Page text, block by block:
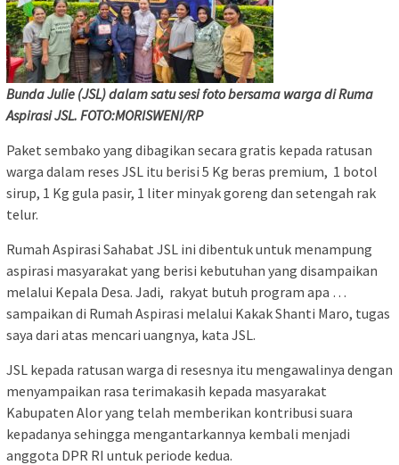
Bunda Julie (JSL) dalam satu sesi foto bersama warga di Ruma
Aspirasi JSL. FOTO:MORISWENI/RP
Paket sembako yang dibagikan secara gratis kepada ratusan
warga dalam reses JSL itu berisi 5 Kg beras premium, 1 botol
sirup, 1 Kg gula pasir, 1 liter minyak goreng dan setengah rak
telur.
Rumah Aspirasi Sahabat JSL ini dibentuk untuk menampung
aspirasi masyarakat yang berisi kebutuhan yang disampaikan
melalui Kepala Desa. Jadi, rakyat butuh program apa …
sampaikan di Rumah Aspirasi melalui Kakak Shanti Maro, tugas
saya dari atas mencari uangnya, kata JSL.
JSL kepada ratusan warga di resesnya itu mengawalinya dengan
menyampaikan rasa terimakasih kepada masyarakat
Kabupaten Alor yang telah memberikan kontribusi suara
kepadanya sehingga mengantarkannya kembali menjadi
anggota DPR RI untuk periode kedua.